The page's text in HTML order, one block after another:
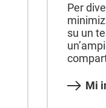
Per
su un
Mi